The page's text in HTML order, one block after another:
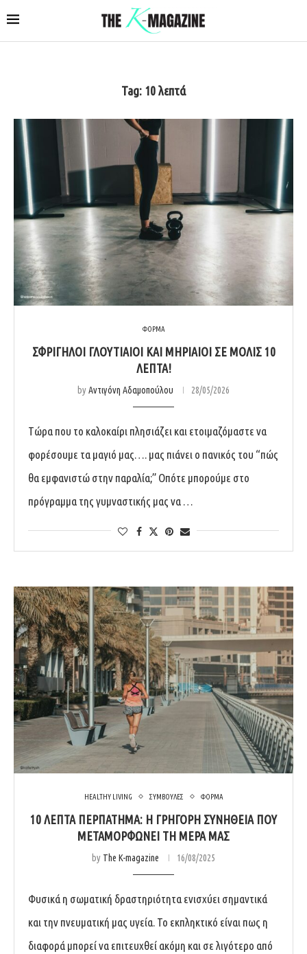
Tag: 10 λεπτά
ΦΟΡΜΑ
ΣΦΡΙΓΗΛΟΊ ΓΛΟΥΤΙΑΊΟΙ ΚΑΙ ΜΗΡΙΑΊΟΙ ΣΕ ΜΌΛΙΣ 10
ΛΕΠΤΆ!
byΑντιγόνη Αδαμοπούλου 28/05/2026
Τώρα που το καλοκαίρι πλησιάζει και ετοιμαζόμαστε να
φορέσουμε τα μαγιό μας…. μας πιάνει ο πανικός του “πώς
θα εμφανιστώ στην παραλία;” Οπότε μπορούμε στο
πρόγραμμα της γυμναστικής μας να …
HEALTHY LIVING ΣΥΜΒΟΥΛΕΣ ΦΟΡΜΑ
10 ΛΕΠΤΆ ΠΕΡΠΆΤΗΜΑ: Η ΓΡΉΓΟΡΗ ΣΥΝΉΘΕΙΑ ΠΟΥ
ΜΕΤΑΜΟΡΦΏΝΕΙ ΤΗ ΜΈΡΑ ΜΑΣ
by The K-magazine 16/08/2025
Φυσικά η σωματική δραστηριότητα ενισχύει σημαντικά
και την πνευματική μας υγεία. Το εκπληκτικό είναι πως η
διαφορά μπορεί να επιτευχθεί ακόμη και σε λιγότερο από